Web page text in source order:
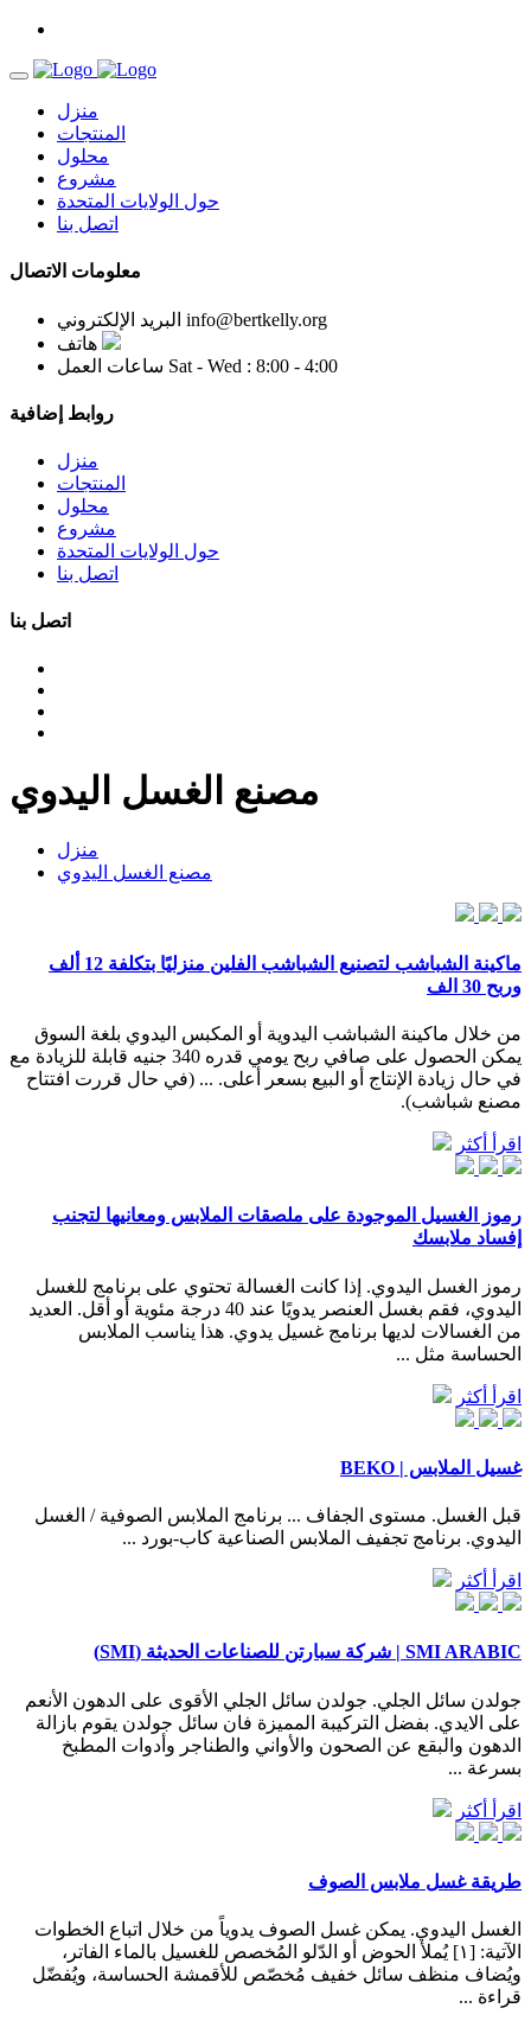
منزل
المنتجات
محلول
مشروع
حول الولايات المتحدة
اتصل بنا
معلومات الاتصال
البريد الإلكتروني info@bertkelly.org
هاتف
ساعات العمل Sat - Wed : 8:00 - 4:00
روابط إضافية
منزل
المنتجات
محلول
مشروع
حول الولايات المتحدة
اتصل بنا
اتصل بنا
مصنع الغسل اليدوي
منزل
مصنع الغسل اليدوي
ماكينة الشباشب لتصنيع الشباشب الفلين منزليًا بتكلفة 12 ألف
وربح 30 الف
من خلال ماكينة الشباشب اليدوية أو المكبس اليدوي بلغة السوق
يمكن الحصول على صافي ربح يومي قدره 340 جنيه قابلة للزيادة مع
في حال زيادة الإنتاج أو البيع بسعر أعلى. ... (في حال قررت افتتاح
مصنع شباشب).
اقرأ أكثر
رموز الغسيل الموجودة على ملصقات الملابس ومعانيها لتجنب
إفساد ملابسك
رموز الغسل اليدوي. إذا كانت الغسالة تحتوي على برنامج للغسل
اليدوي، فقم بغسل العنصر يدويًا عند 40 درجة مئوية أو أقل. العديد
من الغسالات لديها برنامج غسيل يدوي. هذا يناسب الملابس
الحساسة مثل ...
اقرأ أكثر
غسيل الملابس | BEKO
قبل الغسل. مستوى الجفاف ... برنامج الملابس الصوفية / الغسل
اليدوي. برنامج تجفيف الملابس الصناعية كاب-بورد ...
اقرأ أكثر
SMI ARABIC | شركة سبارتن للصناعات الحديثة (SMI)
جولدن سائل الجلي. جولدن سائل الجلي الأقوى على الدهون الأنعم
على الايدي. بفضل التركيبة المميزة فان سائل جولدن يقوم بازالة
الدهون والبقع عن الصحون والأواني والطناجر وأدوات المطبخ
بسرعة ...
اقرأ أكثر
طريقة غسل ملابس الصوف
الغسل اليدوي. يمكن غسل الصوف يدوياً من خلال اتباع الخطوات
الآتية: [١] يُملأ الحوض أو الدّلو المُخصص للغسيل بالماء الفاتر،
ويُضاف منظف سائل خفيف مُخصّص للأقمشة الحساسة، ويُفضّل
قراءة ...